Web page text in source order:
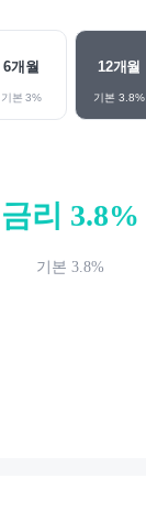
6개월
기본3%
12개월
기본3.8%
금리 3.8%
기본3.8%